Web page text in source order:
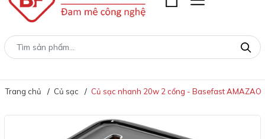
Trang chủ Củ sạc Củ sạc nhanh 20w 2 cổng - Basefast